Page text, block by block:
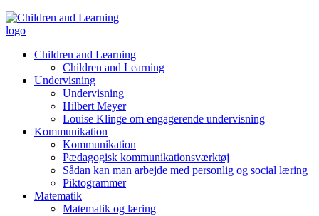
Children and Learning
Children and Learning
Undervisning
Undervisning
Hilbert Meyer
Louise Klinge om engagerende undervisning
Kommunikation
Kommunikation
Pædagogisk kommunikationsværktøj
Sådan kan man arbejde med personlig og social læring
Piktogrammer
Matematik
Matematik og læring